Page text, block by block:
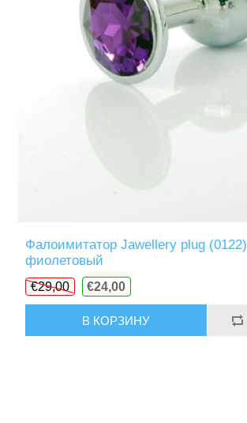
Фалоимитатор Jawellery plug (0122)
фиолетовый
€29,00 €24,00
В КОРЗИНУ